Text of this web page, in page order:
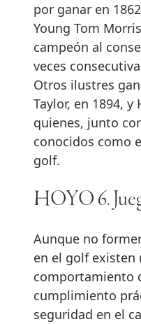
por ganar en
Young Tom
campeón al
veces
Otros ilustres
Taylor, en 1894, y
quienes, junto
conocidos como
golf.
HOYO 6.
Aunque no
en el golf existen
comportamiento
cumplimiento
seguridad en el